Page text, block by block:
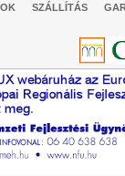
SZÁLLÍTÁS